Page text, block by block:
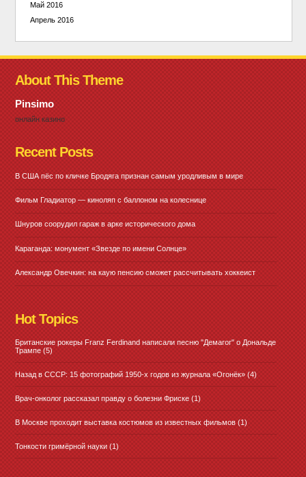
Май 2016
Апрель 2016
About This Theme
Pinsimo
онлайн казино
Recent Posts
В США пёс по кличке Бродяга признан самым уродливым в мире
Фильм Гладиатор — киноляп с баллоном на колеснице
Шнуров соорудил гараж в арке исторического дома
Караганда: монумент «Звезде по имени Солнце»
Александр Овечкин: на каую пенсию сможет рассчитывать хоккеист
Hot Topics
Британские рокеры Franz Ferdinand написали песню "Демагог" о Дональде
Трампе (5)
Назад в СССР: 15 фотографий 1950-х годов из журнала «Огонёк» (4)
Врач-онколог рассказал правду о болезни Фриске (1)
В Москве проходит выставка костюмов из известных фильмов (1)
Тонкости гримёрной науки (1)